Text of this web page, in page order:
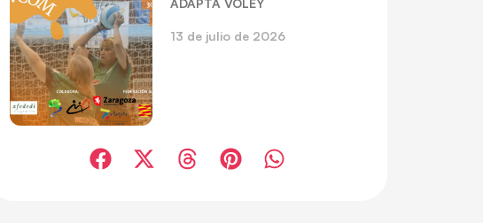
ADAPTA VOLEY
13 de julio de 2026